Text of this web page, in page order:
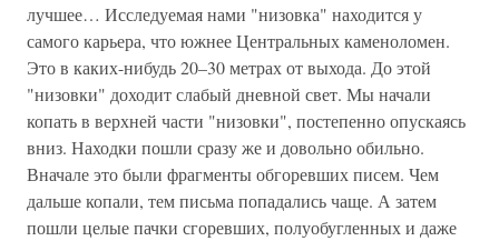
лучшее… Исследуемая нами "низовка" находится у
самого карьера, что южнее Центральных каменоломен.
Это в каких-нибудь 20–30 метрах от выхода. До этой
"низовки" доходит слабый дневной свет. Мы начали
копать в верхней части "низовки", постепенно опускаясь
вниз. Находки пошли сразу же и довольно обильно.
Вначале это были фрагменты обгоревших писем. Чем
дальше копали, тем письма попадались чаще. А затем
пошли целые пачки сгоревших, полуобугленных и даже